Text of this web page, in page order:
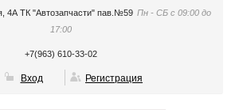
4А ТК "Автозапчасти" пав.№59 Пн - СБ с 09:00 до
17:00
+7(963) 610-33-02
Вход Регистрация